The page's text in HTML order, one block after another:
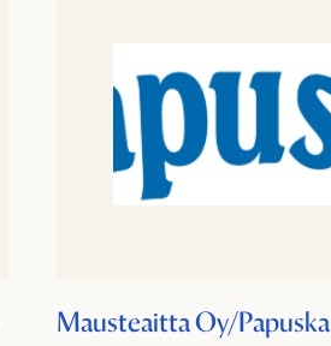
Mausteaitta Oy/Papuska